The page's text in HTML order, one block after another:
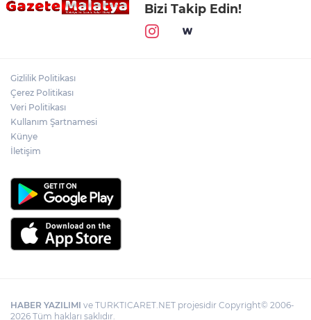
Bizi Takip Edin!
Gizlilik Politikası
Çerez Politikası
Veri Politikası
Kullanım Şartnamesi
Künye
İletişim
HABER YAZILIMI ve TURKTICARET.NET projesidir Copyright© 2006-
2026 Tüm hakları saklıdır.